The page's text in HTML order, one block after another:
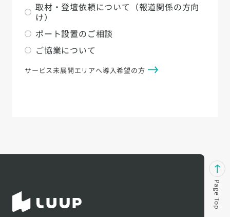
取材・登壇依頼について（報道関係の方向
け）
ポート設置のご相談
ご協業について
サービス未展開エリアへ導入希望の方
Page Top